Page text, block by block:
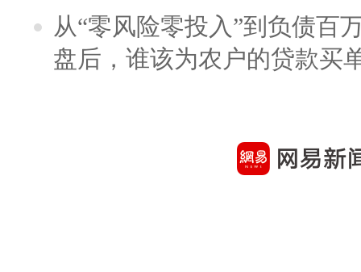
从“零风险零投入”到负债百
盘后，谁该为农户的贷款买